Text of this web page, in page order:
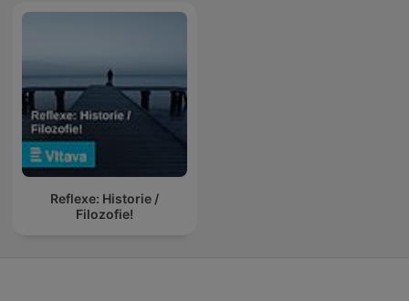
Reflexe: Historie /
Filozofie!